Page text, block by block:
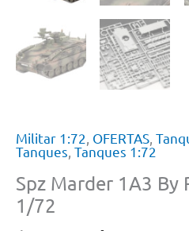
Militar 1:72, OFERTAS,
Tanques, Tanques 1:72
Spz Marder 1A3 By
1/72